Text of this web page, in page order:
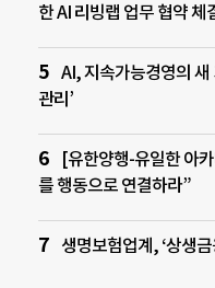
한 AI 리빙랩 업무 협약 체
AI, 지속가능경영의
관리’
[유한양행-유일한 아
를 행동으로 연결하라”
생명보험업계, ‘상생